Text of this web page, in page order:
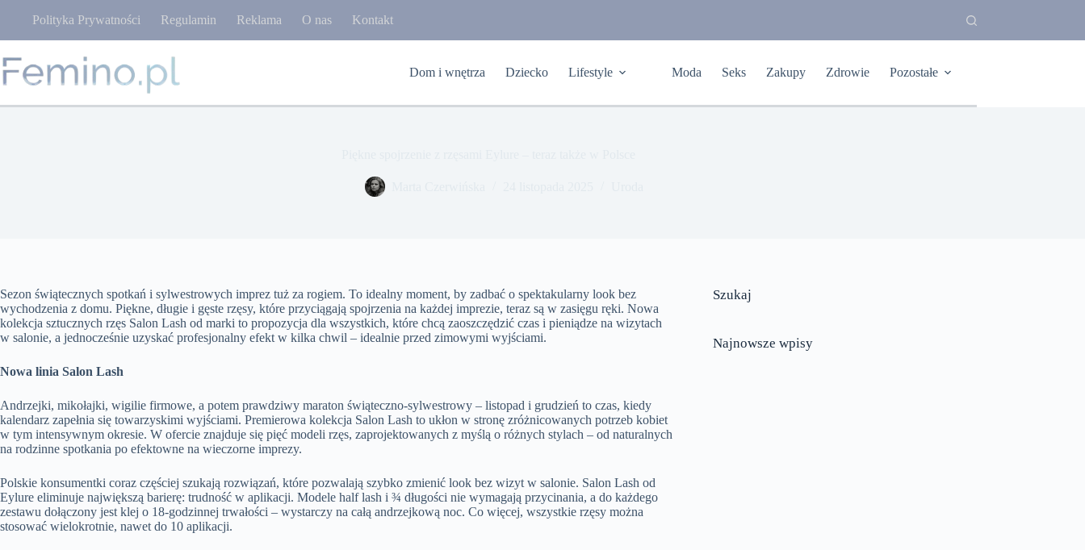
Polityka Prywatności Regulamin Reklama O nas Kontakt
Dom i wnętrza Dziecko Lifestyle Moda Seks Zakupy Zdrowie Pozostałe
Sezon świątecznych spotkań i sylwestrowych imprez tuż za rogiem. To idealny moment, by zadbać o spektakularny look bez
wychodzenia z domu. Piękne, długie i gęste rzęsy, które przyciągają spojrzenia na każdej imprezie, teraz są w zasięgu ręki. Nowa
kolekcja sztucznych rzęs Salon Lash od marki to propozycja dla wszystkich, które chcą zaoszczędzić czas i pieniądze na wizytach
w salonie, a jednocześnie uzyskać profesjonalny efekt w kilka chwil – idealnie przed zimowymi wyjściami.
Nowa linia Salon Lash
Andrzejki, mikołajki, wigilie firmowe, a potem prawdziwy maraton świąteczno-sylwestrowy – listopad i grudzień to czas, kiedy
kalendarz zapełnia się towarzyskimi wyjściami. Premierowa kolekcja Salon Lash to ukłon w stronę zróżnicowanych potrzeb kobiet
w tym intensywnym okresie. W ofercie znajduje się pięć modeli rzęs, zaprojektowanych z myślą o różnych stylach – od naturalnych
na rodzinne spotkania po efektowne na wieczorne imprezy.
Polskie konsumentki coraz częściej szukają rozwiązań, które pozwalają szybko zmienić look bez wizyt w salonie. Salon Lash od
Eylure eliminuje największą barierę: trudność w aplikacji. Modele half lash i ¾ długości nie wymagają przycinania, a do każdego
zestawu dołączony jest klej o 18-godzinnej trwałości – wystarczy na całą andrzejkową noc. Co więcej, wszystkie rzęsy można
stosować wielokrotnie, nawet do 10 aplikacji.
Szukaj
Najnowsze wpisy